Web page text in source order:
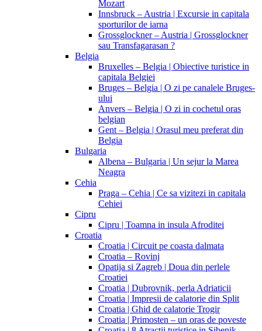
Mozart
Innsbruck – Austria | Excursie in capitala
sporturilor de iarna
Grossglockner – Austria | Grossglockner
sau Transfagarasan ?
Belgia
Bruxelles – Belgia | Obiective turistice in
capitala Belgiei
Bruges – Belgia | O zi pe canalele Bruges-
ului
Anvers – Belgia | O zi in cochetul oras
belgian
Gent – Belgia | Orasul meu preferat din
Belgia
Bulgaria
Albena – Bulgaria | Un sejur la Marea
Neagra
Cehia
Praga – Cehia | Ce sa vizitezi in capitala
Cehiei
Cipru
Cipru | Toamna in insula Afroditei
Croatia
Croatia | Circuit pe coasta dalmata
Croatia – Rovinj
Opatija si Zagreb | Doua din perlele
Croatiei
Croatia | Dubrovnik, perla Adriaticii
Croatia | Impresii de calatorie din Split
Croatia | Ghid de calatorie Trogir
Croatia | Primosten – un oras de poveste